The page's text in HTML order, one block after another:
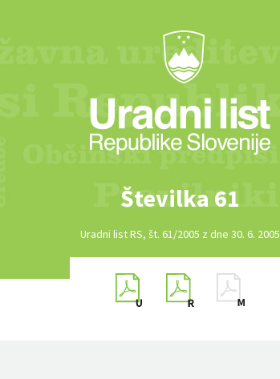
Številka 61
Uradni list RS, št. 61/2005 z dne 30. 6. 2005